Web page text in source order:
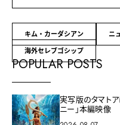
キム・カーダシアン ニ
海外セレブゴシップ
POPULAR POSTS
実写版のタマトア
ニー」本編映像